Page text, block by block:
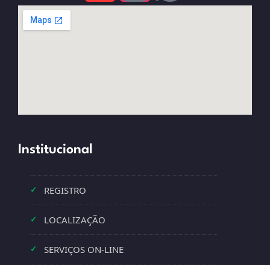
Institucional
✓ REGISTRO
✓ LOCALIZAÇÃO
✓ SERVIÇOS ON-LINE